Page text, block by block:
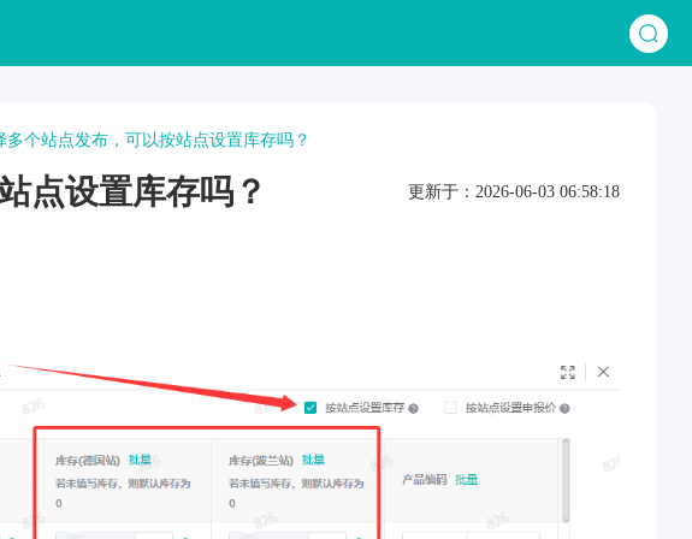
多个站点发布，可以按站点设置库存吗？
点设置库存吗？ 更新于：2026-06-03 06:58:18